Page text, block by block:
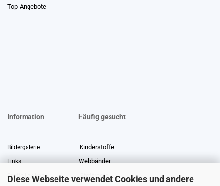
Diese Webseite verwendet Cookies und andere
Top-Angebote
Information Häufig gesucht
Bildergalerie Kinderstoffe
Links Webbänder
Stoffe Lexikon
Stoffreste